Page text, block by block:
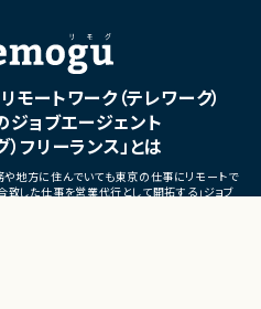
・サービスの継続的な機能拡
募集
■担当工程
・要件定義
・基本設計
・詳細設計
・テスト
・リリース対応
ートワーク（テレワーク）
ョブエージェント
フリーランス」とは
や地方に住んでいても東京の仕事にリモートで
した仕事を営業代行として開拓する」ジョブ